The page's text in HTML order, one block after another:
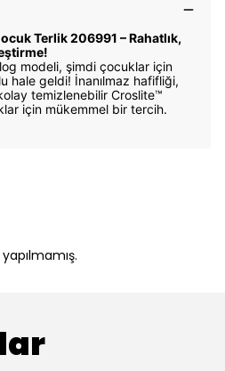
Terlik 206991 – Rahatlık,
modeli, şimdi çocuklar için
hale geldi! İnanılmaz hafifliği,
temizlenebilir Croslite™
için mükemmel bir tercih.